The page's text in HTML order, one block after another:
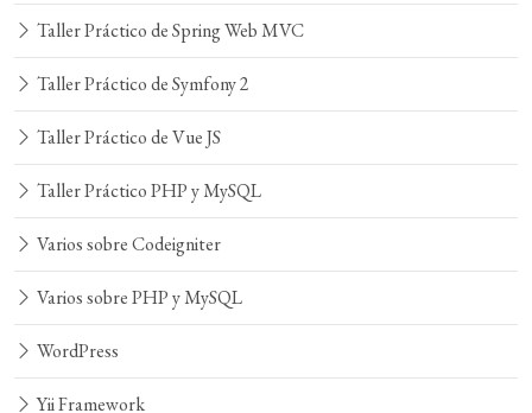
Taller Práctico de Spring Web MVC
Taller Práctico de Symfony 2
Taller Práctico de Vue JS
Taller Práctico PHP y MySQL
Varios sobre Codeigniter
Varios sobre PHP y MySQL
WordPress
Yii Framework